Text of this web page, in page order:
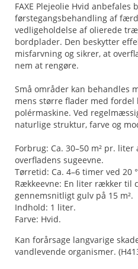
FAXE Plejeolie Hvid anbefales
førstegangsbehandling af
vedligeholdelse af olierede
bordplader. Den beskytter
misfarvning og sikrer, at
nem at rengøre.
Små områder kan behandles
mens større flader med fordel
polérmaskine. Ved
naturlige struktur, farve og
Forbrug: Ca. 30–50 m² pr.
overfladens sugeevne.
Tørretid: Ca. 4–6 timer ved 20
Rækkeevne: En liter rækker til
gennemsnitligt gulv på 15 m².
Indhold: 1 liter.
Farve: Hvid.
Kan forårsage langvarige
vandlevende organismer.